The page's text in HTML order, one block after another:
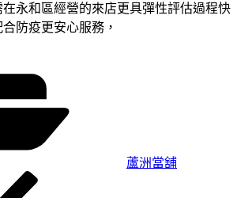
在永和區經營的來店更具彈性評估過程快
合防疫更安心服務，
蘆洲當舖